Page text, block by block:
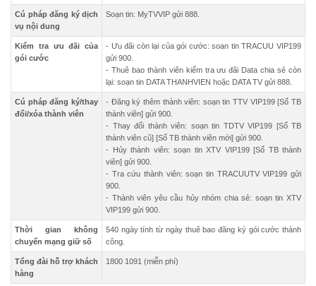
Cú pháp đăng ký dịch
vụ nội dung
Soạn tin: MyTVVIP gửi 888.
Kiểm tra ưu đãi của
gói cước
- Ưu đãi còn lại của gói cước: soan tin TRACUU VIP199
gửi 900.
- Thuê bao thành viên kiểm tra ưu đãi Data chia sẻ còn
lại: soạn tin DATA THANHVIEN hoặc DATA TV gửi 888.
Cú pháp đăng ký/thay
đổi/xóa thành viên
- Đăng ký thêm thành viên: soạn tin TTV VIP199 [Số TB
thành viên] gửi 900.
- Thay đổi thành viên: soạn tin TDTV VIP199 [Số TB
thành viên cũ] [Số TB thành viên mới] gửi 900.
- Hủy thành viên: soạn tin XTV VIP199 [Số TB thành
viên] gửi 900.
- Tra cứu thành viên: soạn tin TRACUUTV VIP199 gửi
900.
- Thành viên yêu cầu hủy nhóm chia sẻ: soạn tin XTV
VIP199 gửi 900.
Thời gian không
chuyển mạng giữ số
540 ngày tính từ ngày thuê bao đăng ký gói cước thành
công.
Tổng đài hỗ trợ khách
hàng
1800 1091 (miễn phí)